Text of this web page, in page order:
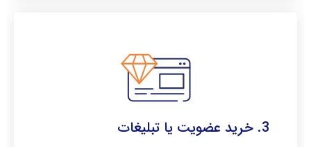
3. خرید عضویت یا تبلیغات